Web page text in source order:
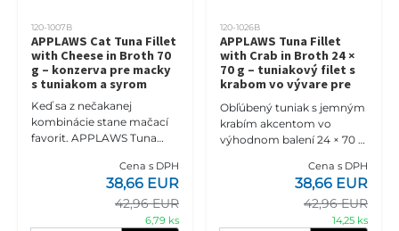
120-1007B
APPLAWS Cat Tuna Fillet
with Cheese in Broth 70
g – konzerva pre macky
s tuniakom a syrom
Keď sa z nečakanej
kombinácie stane mačací
favorit. APPLAWS Tuna
24 × 70 g prináša výhodné
balenie tuniakového filetu s
Cena s DPH
42,96 EUR
38,66 EUR
6,79 ks
120-1026B
APPLAWS Tuna Fillet
with Crab in Broth 24 ×
70 g – tuniakový filet s
krabom vo vývare pre
Obľúbený tuniak s jemným
krabím akcentom vo
výhodnom balení 24 × 70 g.
vytvoria praktickú zásobu
šťavnatých morských
Cena s DPH
42,96 EUR
38,66 EUR
14,25 ks